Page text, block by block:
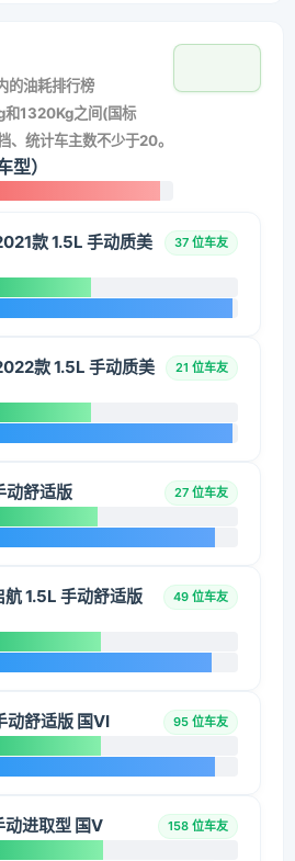
的油耗排行榜
和1320Kg之间(国标
统计车主数不少于20。
）
款 1.5L 手动质美
37 位车友
款 1.5L 手动质美
21 位车友
动舒适版 27 位车友
1.5L 手动舒适版
49 位车友
动舒适版 国VI 95 位车友
进取型 国V 158 位车友